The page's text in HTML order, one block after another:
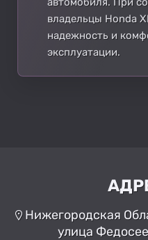
владельцы Honda
надежность и
эксплуатации.
Нижегородская
улица